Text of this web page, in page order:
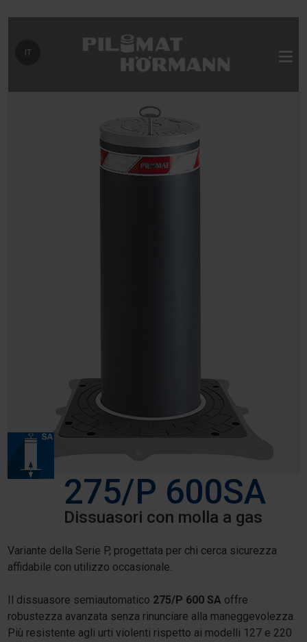
Seleziona la tua lingua
IT
275/P 600SA
Dissuasori con molla a gas
Variante della Serie P, progettata per chi cerca sicurezza
affidabile con utilizzo occasionale.
Il dissuasore semiautomatico 275/P 600 SAoffre
robustezza avanzata senza rinunciare alla maneggevolezza.
Più resistente agli urti violenti rispetto ai modelli 127 e 220